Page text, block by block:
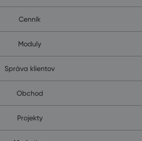
Cenník
Moduly
Správa klientov
Obchod
Projekty